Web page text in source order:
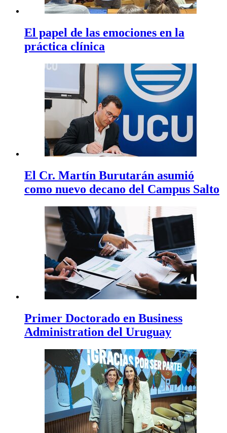
El papel de las emociones en la
práctica clínica
El Cr. Martín Burutarán asumió
como nuevo decano del Campus Salto
Primer Doctorado en Business
Administration del Uruguay